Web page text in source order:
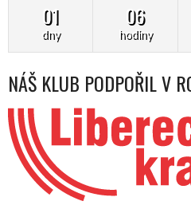
01
dny
06
hodiny
NÁŠ KLUB PODPOŘIL V